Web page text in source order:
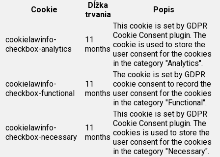
Cookie
Dĺžka
trvania
Popis
cookielawinfo-
checkbox-analytics
11
months
This cookie is set by GDPR
Cookie Consent plugin. The
cookie is used to store the
user consent for the cookies
in the category "Analytics".
cookielawinfo-
checkbox-functional
11
months
The cookie is set by GDPR
cookie consent to record the
user consent for the cookies
in the category "Functional".
cookielawinfo-
checkbox-necessary
11
months
This cookie is set by GDPR
Cookie Consent plugin. The
cookies is used to store the
user consent for the cookies
in the category "Necessary".